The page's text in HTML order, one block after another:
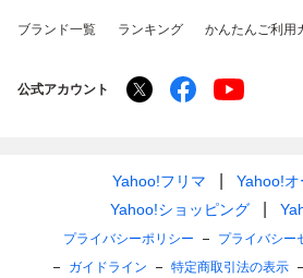
ブランド一覧 ランキング かんたんご利用
公式アカウント
Yahoo!フリマ
Yahoo!
Yahoo!ショッピング
プライバシーポリシー プライバシー
ガイドライン
特定商取引法の表示